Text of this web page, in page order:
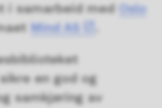
i samarbeid med
Oslo
Mind AS
en god og
samkjøring av